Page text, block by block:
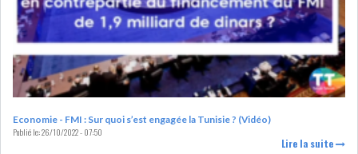
MACROÉCONOMIQUES
DEVISES À 97 JOUR...
Economie - FMI : Sur quoi s’est engagée la Tunisie ? (Vidéo)
Publié le:26/10/2022 - 07:50
Lire la suite